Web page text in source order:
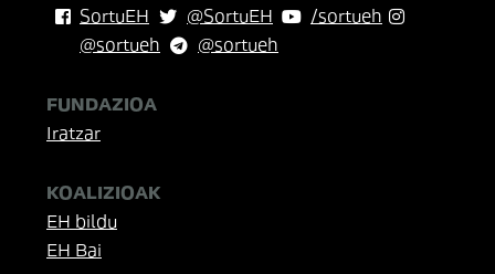
SortuEH
@SortuEH
/sortueh
@sortueh
@sortueh
FUNDAZIOA
Iratzar
KOALIZIOAK
EH bildu
EH Bai